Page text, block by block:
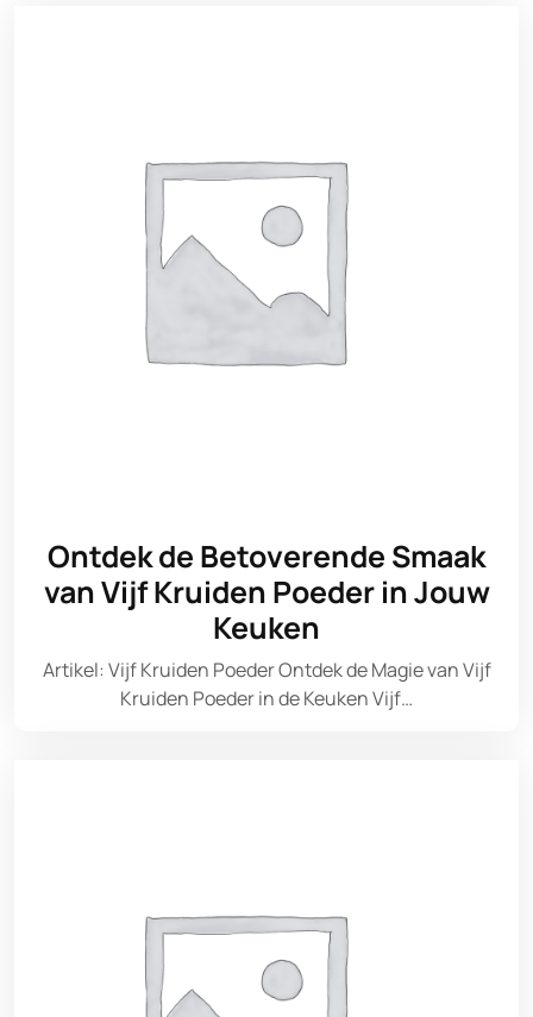
Ontdek de Betoverende Smaak
van Vijf Kruiden Poeder in Jouw
Keuken
Artikel: Vijf Kruiden Poeder Ontdek de Magie van Vijf
Kruiden Poeder in de Keuken Vijf…